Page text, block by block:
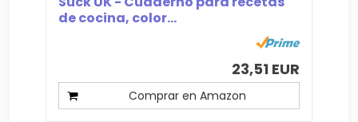
de cocina, color...
23,51 EUR
Comprar en Amazon